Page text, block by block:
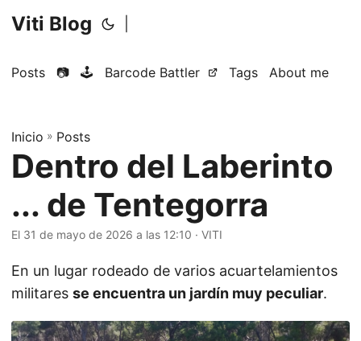
Viti Blog
Posts 📷 🕹️ Barcode Battler Tags About me
Inicio » Posts
Dentro del Laberinto
... de Tentegorra
El 31 de mayo de 2026 a las 12:10 · VITI
En un lugar rodeado de varios acuartelamientos
militares se encuentra un jardín muy peculiar.